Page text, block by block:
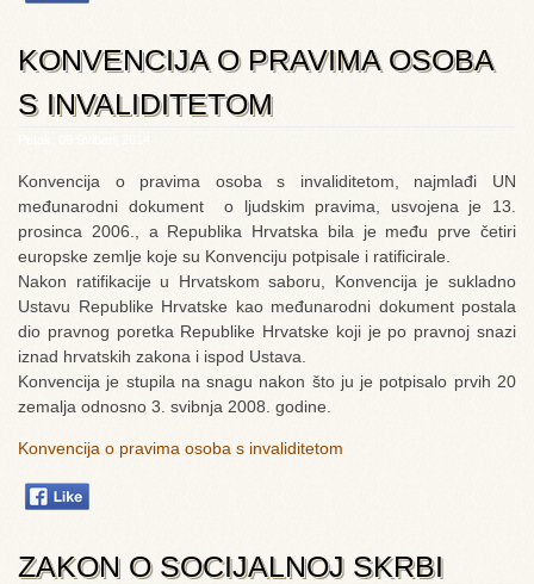
KONVENCIJA O PRAVIMA OSOBA
S INVALIDITETOM
Konvencija o pravima osoba s invaliditetom najmlađi UN
međunarodni dokumento ljudskim pravima usvojena je 13.
prosinca 2006., a Republika Hrvatska bila je među prve četiri
europske zemlje koje su Konvenciju potpisale i ratificirale
Nakon
ratifikacijeu Hrvatskom saboru Konvencija jesukladno
Ustavu Republike Hrvatske kao međunarodni dokument postala
dio pravnog poretka Republike Hrvatske kojije po pravnoj snazi
iznad hrvatskih zakona i ispod Ustava
Konvencija je stupila na snagu nakon što ju je potpisalo prvih 20
zemalja odnosno 3. svibnja 2008. godine
Konvencija o pravima osoba s invaliditetom
ZAKON O SOCIJALNOJ SKRBI